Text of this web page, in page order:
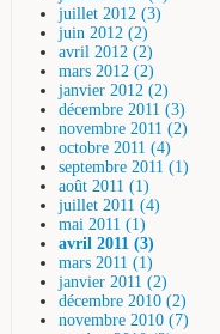
juillet 2012 (3)
juin 2012 (2)
avril 2012 (2)
mars 2012 (2)
janvier 2012 (2)
décembre 2011 (3)
novembre 2011 (2)
octobre 2011 (4)
septembre 2011 (1)
août 2011 (1)
juillet 2011 (4)
mai 2011 (1)
avril 2011 (3)
mars 2011 (1)
janvier 2011 (2)
décembre 2010 (2)
novembre 2010 (7)